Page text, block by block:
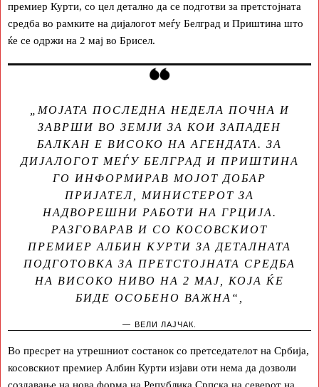
премиер Курти, со цел детално да се подготви за претстојната
средба во рамките на дијалогот меѓу Белград и Приштина што
ќе се одржи на 2 мај во Брисел.
„МОЈАТА ПОСЛЕДНА НЕДЕЛА ПОЧНА И
ЗАВРШИ ВО ЗЕМЈИ ЗА КОИ ЗАПАДЕН
БАЛКАН Е ВИСОКО НА АГЕНДАТА. ЗА
ДИЈАЛОГОТ МЕЃУ БЕЛГРАД И ПРИШТИНА
ГО ИНФОРМИРАВ МОЈОТ ДОБАР
ПРИЈАТЕЛ, МИНИСТЕРОТ ЗА
НАДВОРЕШНИ РАБОТИ НА ГРЦИЈА.
РАЗГОВАРАВ И СО КОСОВСКИОТ
ПРЕМИЕР АЛБИН КУРТИ ЗА ДЕТАЛНАТА
ПОДГОТОВКА ЗА ПРЕТСТОЈНАТА СРЕДБА
НА ВИСОКО НИВО НА 2 МАЈ, КОЈА ЌЕ
БИДЕ ОСОБЕНО ВАЖНА“,
ВЕЛИ ЛАЈЧАК.
Во пресрет на утрешниот состанок со претседателот на Србија,
косовскиот премиер Албин Курти изјави оти нема да дозволи
создавање на нова форма на Република Српска на северот на